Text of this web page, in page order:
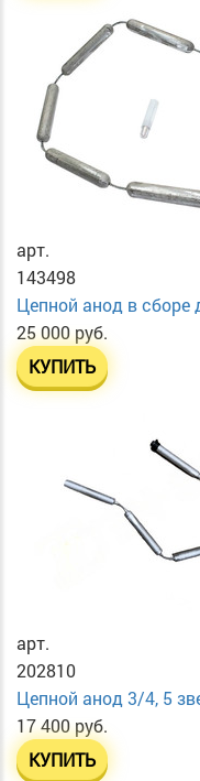
арт.
143498
Цепной анод в сборе
25 000 руб.
КУПИТЬ
арт.
202810
Цепной анод 3/4, 5
17 400 руб.
КУПИТЬ